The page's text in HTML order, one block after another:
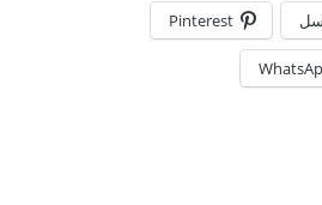
Pinterest